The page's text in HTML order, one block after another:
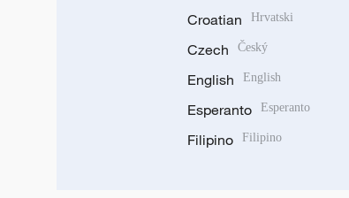
Croatian Hrvatski
Czech Český
English English
Esperanto Esperanto
Filipino Filipino